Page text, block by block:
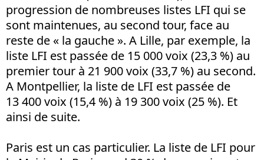
progression de nombreuses listes LFI qui se
sont maintenues, au second tour, face au
reste de « la gauche ». A Lille, par exemple, la
liste LFI est passée de 15 000 voix (23,3 %) au
premier tour à 21 900 voix (33,7 %) au second.
A Montpellier, la liste de LFI est passée de
13 400 voix (15,4 %) à 19 300 voix (25 %). Et
ainsi de suite.
Paris est un cas particulier. La liste de LFI pour